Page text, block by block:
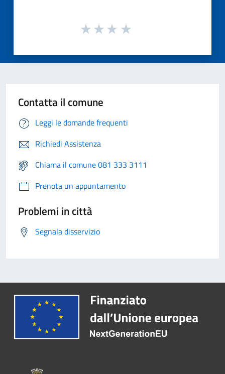
Contatta il comune
Leggi le domande frequenti
Richiedi Assistenza
Chiama il comune 081 333 3111
Prenota un appuntamento
Problemi in città
Segnala disservizio